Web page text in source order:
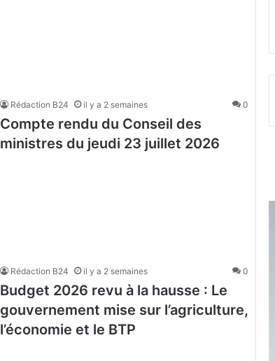
Rédaction B24 il y a 2 semaines 0
Compte rendu du Conseil des
ministres du jeudi 23 juillet 2026
Rédaction B24 il y a 2 semaines 0
Budget 2026 revu à la hausse : Le
gouvernement mise sur l’agriculture,
l’économie et le BTP